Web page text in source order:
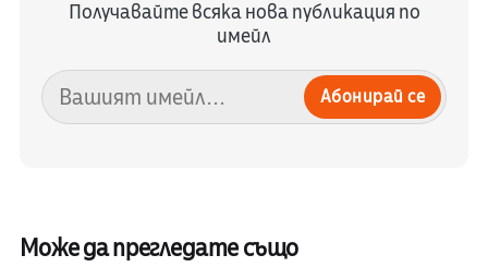
Получавайте всяка нова публикация по
имейл
Абонирай се
Може да прегледате също